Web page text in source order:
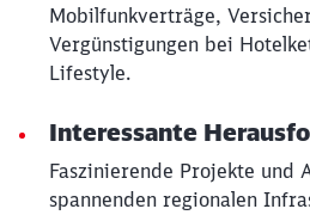
Mobilfunkverträge,
Vergünstigungen bei
Lifestyle.
Interessante
Faszinierende Projekte und
spannenden regionalen